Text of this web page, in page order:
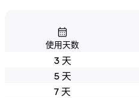
使用天数
3 天
5 天
7 天